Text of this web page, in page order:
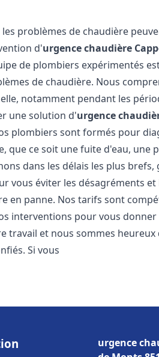
les problèmes de chaudière
d'urgence chaudière
de plombiers expérimentés
de chaudière. Nous
notamment pendant les
une solution d'urgence
plombiers sont formés pour
que ce soit une fuite d'eau, une
dans les délais les plus
vous éviter les désagréments et
en panne. Nos tarifs sont
interventions pour vous
travail et nous sommes heureux
Si vous
urgence